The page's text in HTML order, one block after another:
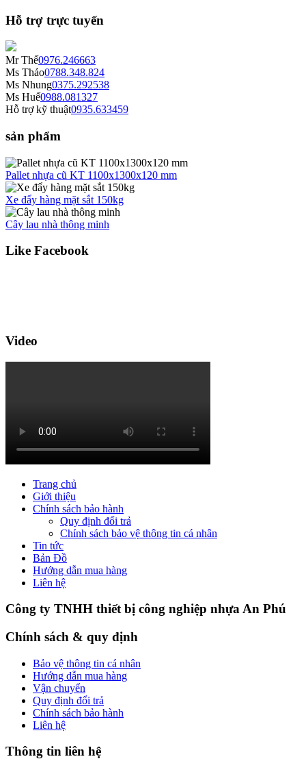
Hỗ trợ trực tuyến
Mr Thế0976.246663
Ms Thảo0788.348.824
Ms Nhung0375.292538
Ms Huế0988.081327
Hỗ trợ kỹ thuật0935.633459
sản phẩm
Pallet nhựa cũ KT 1100x1300x120 mm
Xe đẩy hàng mặt sắt 150kg
Cây lau nhà thông minh
Like Facebook
Video
Trang chủ
Giới thiệu
Chính sách bảo hành
Quy định đổi trả
Chính sách bảo vệ thông tin cá nhân
Tin tức
Bản Đồ
Hướng dẫn mua hàng
Liên hệ
Công ty TNHH thiết bị công nghiệp nhựa An Phú
Chính sách & quy định
Bảo vệ thông tin cá nhân
Hướng dẫn mua hàng
Vận chuyển
Quy định đổi trả
Chính sách bảo hành
Liên hệ
Thông tin liên hệ